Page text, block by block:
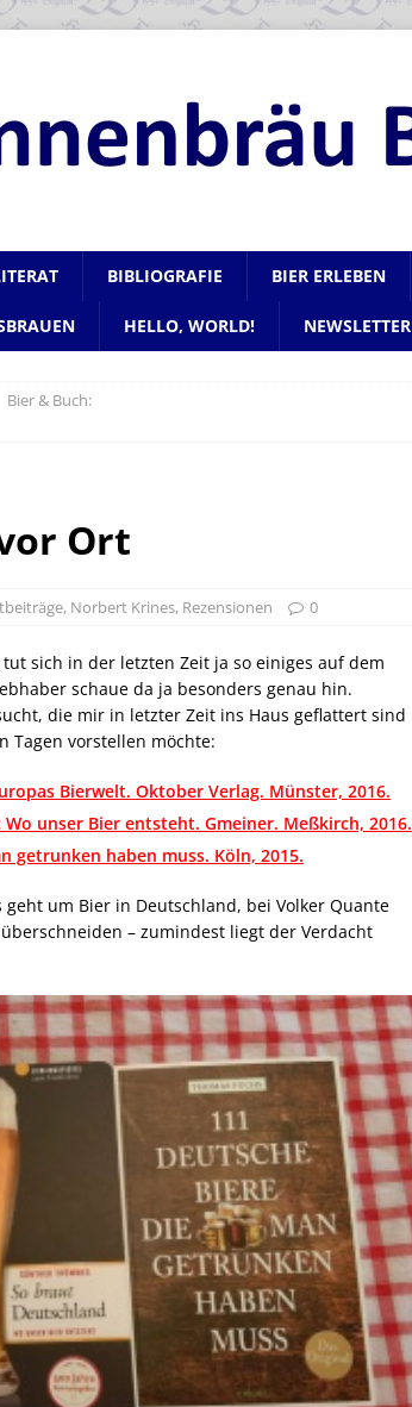
BIBLIOGRAFIE BIER ERLEBEN
HELLO, WORLD! NEWSLETTER
Bier & Buch:
Ort
, Norbert Krines, Rezensionen 0
sich in der letzten Zeit ja so einiges auf dem
schaue da ja besonders genau hin.
die mir in letzter Zeit ins Haus geflattert sind
Tagen vorstellen möchte:
Bierwelt. Oktober Verlag. Münster, 2016.
unser Bier entsteht. Gmeiner. Meßkirch, 2016.
getrunken haben muss. Köln, 2015.
um Bier in Deutschland, bei Volker Quante
– zumindest liegt der Verdacht